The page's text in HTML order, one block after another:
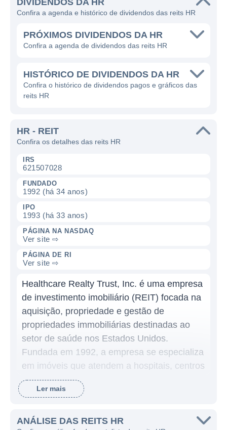
DIVIDENDOS DA HR
Confira a agenda e histórico de dividendos das reits HR
PRÓXIMOS DIVIDENDOS DA HR
Confira a agenda de dividendos das reits HR
HISTÓRICO DE DIVIDENDOS DA HR
Confira o histórico de dividendos pagos e gráficos das
reits HR
HR - REIT
Confira os detalhes das reits HR
IRS
621507028
FUNDADO
1992 (há 34 anos)
IPO
1993 (há 33 anos)
PÁGINA NA NASDAQ
Ver site ⇨
PÁGINA DE RI
Ver site ⇨
Healthcare Realty Trust, Inc. é uma empresa
de investimento imobiliário (REIT) focada na
aquisição, propriedade e gestão de
propriedades immobiliárias destinadas ao
setor de saúde nos Estados Unidos.
Fundada em 1992, a empresa se especializa
em imóveis que atendem a hospitais, centros
médicos e outras instalações relacionadas à
saúde, com o objetivo de proporcionar um
serviços médicos de qualidade.
Ler mais
ANÁLISE DAS REITS HR